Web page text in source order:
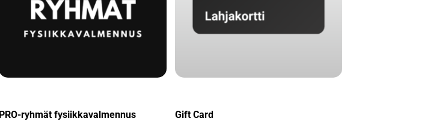
PRO-ryhmät fysiikkavalmennus Gift Card